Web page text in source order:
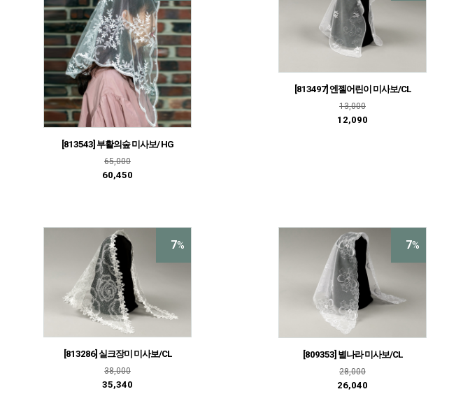
[813543] 부활의숲 미사보/ HG
65,000
60,450
[813497] 엔젤어린이 미사보/CL
13,000
12,090
7%
[813286] 실크장미 미사보/CL
38,000
35,340
7%
[809353] 별나라 미사보/CL
28,000
26,040